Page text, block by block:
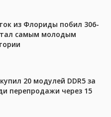
из Флориды побил 306-
самым молодым
20 модулей DDR5 за
перепродажи через 15